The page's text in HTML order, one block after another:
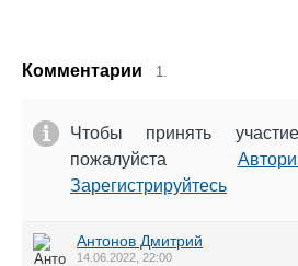
Комментарии 1.
Чтобы принять
пожалуйста
Зарегистрируйтесь
Антонов Дмитрий
14.06.2022, 22:00